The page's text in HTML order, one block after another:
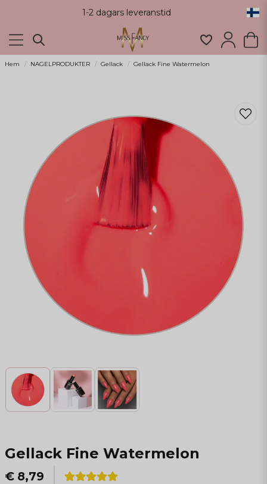
1-2 dagars leveranstid
Hem NAGELPRODUKTER Gellack Gellack Fine Watermelon
Gellack Fine Watermelon
€ 8,79